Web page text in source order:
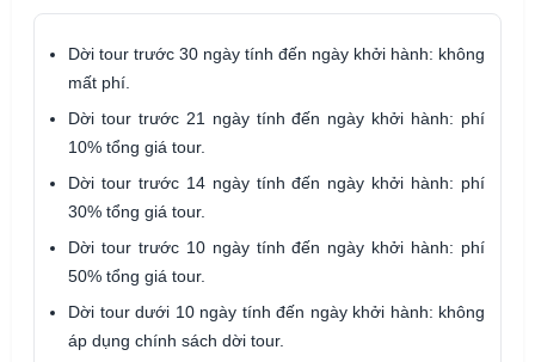
Dời tour trước 30 ngày tính đến ngày khởi hành: không
mất phí.
Dời tour trước 21 ngày tính đến ngày khởi hành: phí
10% tổng giá tour.
Dời tour trước 14 ngày tính đến ngày khởi hành: phí
30% tổng giá tour.
Dời tour trước 10 ngày tính đến ngày khởi hành: phí
50% tổng giá tour.
Dời tour dưới 10 ngày tính đến ngày khởi hành: không
áp dụng chính sách dời tour.